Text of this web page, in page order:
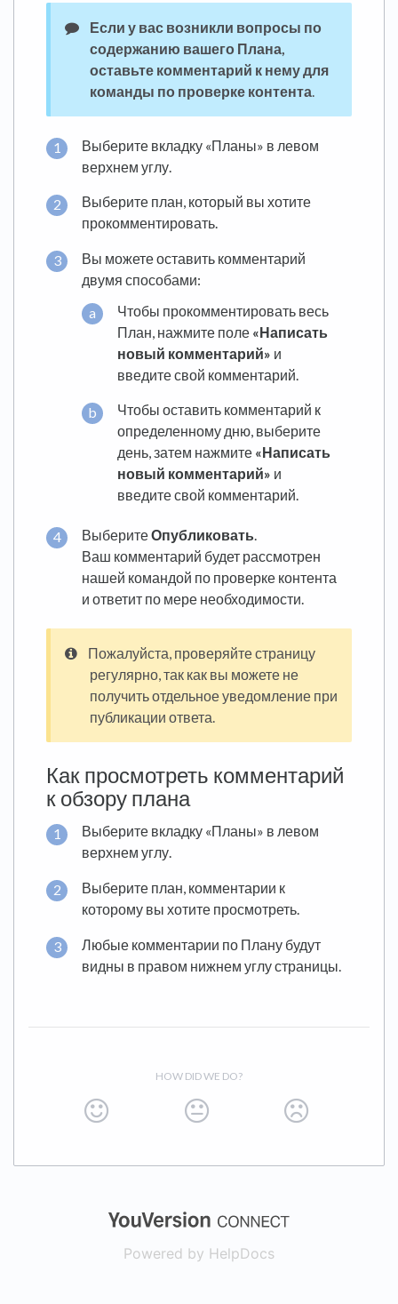
Если у вас возникли вопросы по
содержанию вашего Плана,
оставьте комментарий к нему для
команды по проверке контента.
Выберите вкладку «Планы» в левом
верхнем углу.
Выберите план, который вы хотите
прокомментировать.
Вы можете оставить комментарий
двумя способами:
Чтобы прокомментировать весь
План, нажмите поле «Написать
новый комментарий» и
введите свой комментарий.
Чтобы оставить комментарий к
определенному дню, выберите
день, затем нажмите «Написать
новый комментарий» и
введите свой комментарий.
ВыберитеОпубликовать.
Ваш комментарий будет рассмотрен
нашей командой по проверке контента
и ответит по мере необходимости.
Пожалуйста, проверяйте страницу
регулярно, так как вы можете не
получить отдельное уведомление при
публикации ответа.
Как просмотреть комментарий
к обзору плана
Выберите вкладку «Планы» в левом
верхнем углу.
Выберите план, комментарии к
которому вы хотите просмотреть.
Любые комментарии по Плану будут
видны в правом нижнем углу страницы.
HOW DID WE DO?
(opens in a
Powered by HelpDocs